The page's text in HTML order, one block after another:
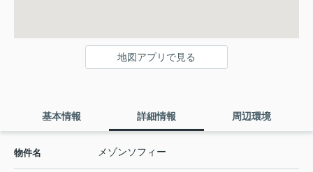
地図アプリで見る
基本情報 詳細情報 周辺環境
物件名 メゾンソフィー